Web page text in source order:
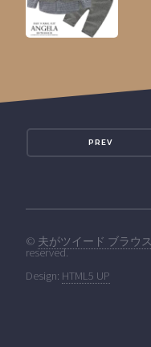
PREV
© 夫がツイード ブラウ
reserved.
Design: HTML5 UP